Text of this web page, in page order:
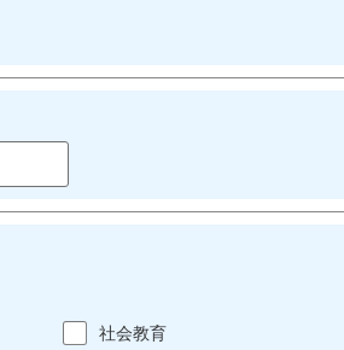
社会教育